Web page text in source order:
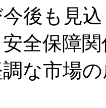
後も見
全保障
な市場